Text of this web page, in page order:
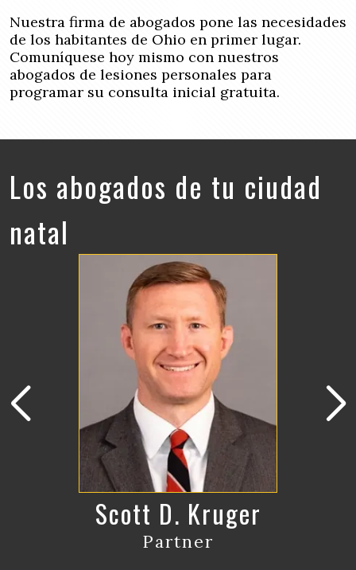
Nuestra firma de abogados pone las necesidades
de los habitantes de Ohio en primer lugar.
Comuníquese hoy mismo con nuestros
abogados de lesiones personales para
programar su consulta inicial gratuita.
Los abogados de tu ciudad
natal
Scott D. Kruger
Partner